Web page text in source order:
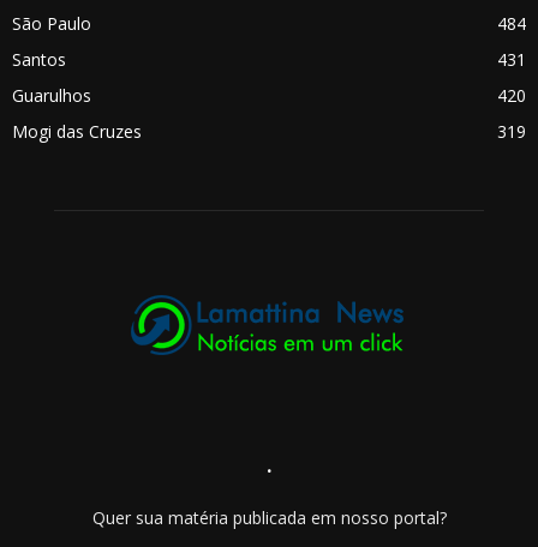
São Paulo
484
Santos
431
Guarulhos
420
Mogi das Cruzes
319
.
Quer sua matéria publicada em nosso portal?